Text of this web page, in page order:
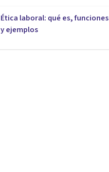
Ética laboral: qué es, funciones
y ejemplos